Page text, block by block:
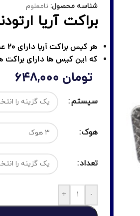
شناسه محصول: نامعلوم
براکت آریا
هر کیسبراکت آریا دارای 20 عدد براکت میباشد.
که این کیس ها دارای براکت
تومان
سیستم
هوک
تعداد
-
+